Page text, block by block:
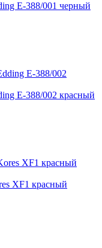
E-388/001 черный
E-388/002 красный
XF1 красный